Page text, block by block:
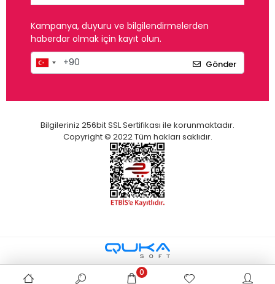
Kampanya, duyuru ve bilgilendirmelerden
haberdar olmak için kayıt olun.
Gönder
Bilgileriniz 256bit SSL Sertifikası ile korunmaktadır.
Copyright © 2022 Tüm hakları saklıdır.
0